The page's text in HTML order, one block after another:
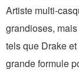
Artiste multi-
grandioses,
tels que Drake
grande formule